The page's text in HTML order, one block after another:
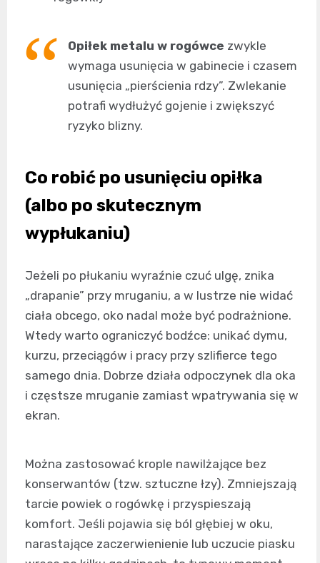
Opiłek metalu w rogówce zwykle
wymaga usunięcia w gabinecie i czasem
usunięcia „pierścienia rdzy”. Zwlekanie
potrafi wydłużyć gojenie i zwiększyć
ryzyko blizny.
Co robić po usunięciu opiłka
(albo po skutecznym
wypłukaniu)
Jeżeli po płukaniu wyraźnie czuć ulgę, znika
„drapanie” przy mruganiu, a w lustrze nie widać
ciała obcego, oko nadal może być podrażnione.
Wtedy warto ograniczyć bodźce: unikać dymu,
kurzu, przeciągów i pracy przy szlifierce tego
samego dnia. Dobrze działa odpoczynek dla oka
i częstsze mruganie zamiast wpatrywania się w
ekran.
Można zastosować krople nawilżające bez
konserwantów (tzw. sztuczne łzy). Zmniejszają
tarcie powiek o rogówkę i przyspieszają
komfort. Jeśli pojawia się ból głębiej w oku,
narastające zaczerwienienie lub uczucie piasku